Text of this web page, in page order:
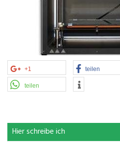
+1 teilen
teilen
Hier schreibe ich